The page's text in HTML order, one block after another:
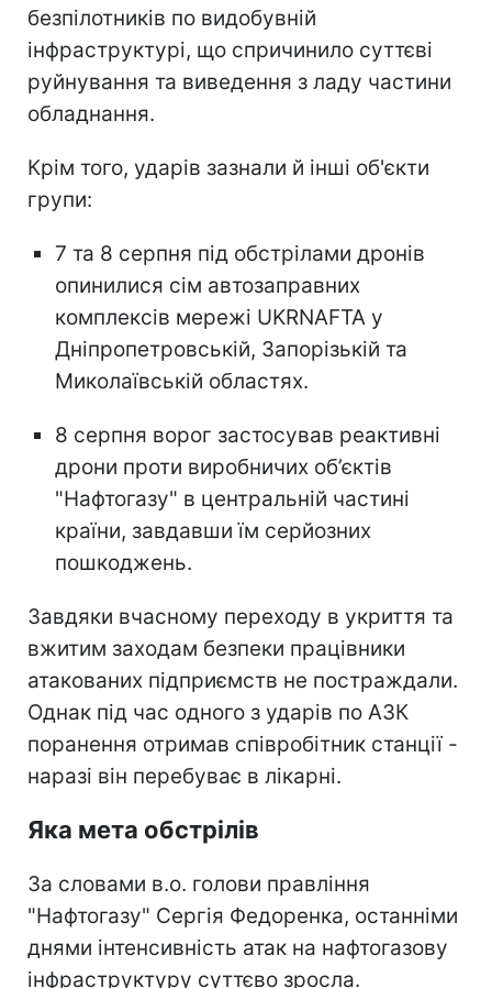
безпілотників по видобувній
інфраструктурі, що спричинило суттєві
руйнування та виведення з ладу частини
обладнання.
Крім того, ударів зазнали й інші об'єкти
групи:
7 та 8 серпня під обстрілами дронів
опинилися сім автозаправних
комплексів мережі UKRNAFTA у
Дніпропетровській, Запорізькій та
Миколаївській областях.
8 серпня ворог застосував реактивні
дрони проти виробничих об’єктів
"Нафтогазу" в центральній частині
країни, завдавши їм серйозних
пошкоджень.
Завдяки вчасному переходу в укриття та
вжитим заходам безпеки працівники
атакованих підприємств не постраждали.
Однак під час одного з ударів по АЗК
поранення отримав співробітник станції -
наразі він перебуває в лікарні.
Яка мета обстрілів
За словами в.о. голови правління
"Нафтогазу" Сергія Федоренка, останніми
днями інтенсивність атак на нафтогазову
інфраструктуру суттєво зросла.